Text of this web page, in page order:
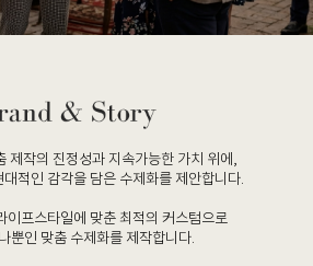
제작의 진정성과 지속가능한 가치 위에,
적인 감각을 담은 수제화를 제안합니다.
이프스타일에 맞춘 최적의 커스텀으로
뿐인 맞춤 수제화를 제작합니다.